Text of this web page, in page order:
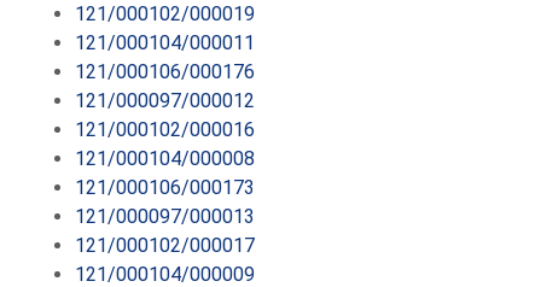
121/000102/000019
121/000104/000011
121/000106/000176
121/000097/000012
121/000102/000016
121/000104/000008
121/000106/000173
121/000097/000013
121/000102/000017
121/000104/000009